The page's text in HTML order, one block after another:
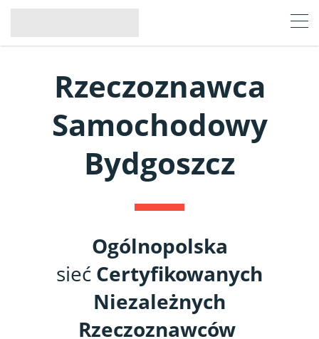
Rzeczoznawca
Samochodowy
Bydgoszcz
Ogólnopolska
sieć Certyfikowanych
Niezależnych
Rzeczoznawców